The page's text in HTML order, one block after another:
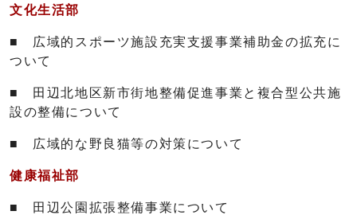
文化生活部
■ 広域的スポーツ施設充実支援事業補助金の拡充に
ついて
■ 田辺北地区新市街地整備促進事業と複合型公共施
設の整備について
■ 広域的な野良猫等の対策について
健康福祉部
■ 田辺公園拡張整備事業について